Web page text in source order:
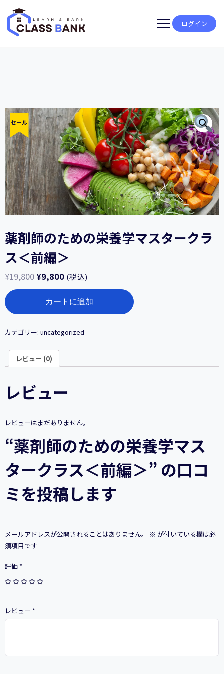
content
ログイン
セール
薬剤師のための栄養学マスタークラ
ス＜前編＞
¥19,800¥9,800 (税込)
薬
剤
師
た
の
養
マ
ス
ク
ラ
ス
前
編
個
カートに追加
カテゴリー: uncategorized
レビュー (0)
レビュー
レビューはまだありません。
“薬剤師のための栄養学マス
タークラス＜前編＞” の口コ
ミを投稿します
メールアドレスが公開されることはありません。 ※ が付いている欄は必
須項目です
評価 *
レビュー *